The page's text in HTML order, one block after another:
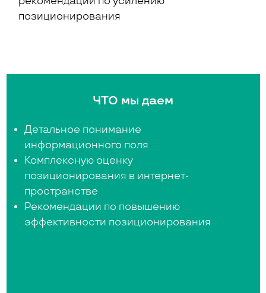
позиционирования
ЧТО мы даем
Детальное понимание
информационного поля
Комплексную оценку
позиционирования в интернет-
пространстве
Рекомендации по повышению
эффективности позиционирования